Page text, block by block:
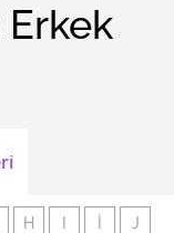
H
J